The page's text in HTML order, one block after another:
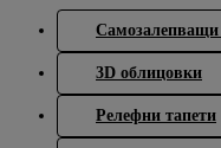
Самозалепващи
3D облицовки
Релефни тапети